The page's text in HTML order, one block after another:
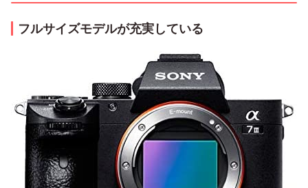
フルサイズモデルが充実している